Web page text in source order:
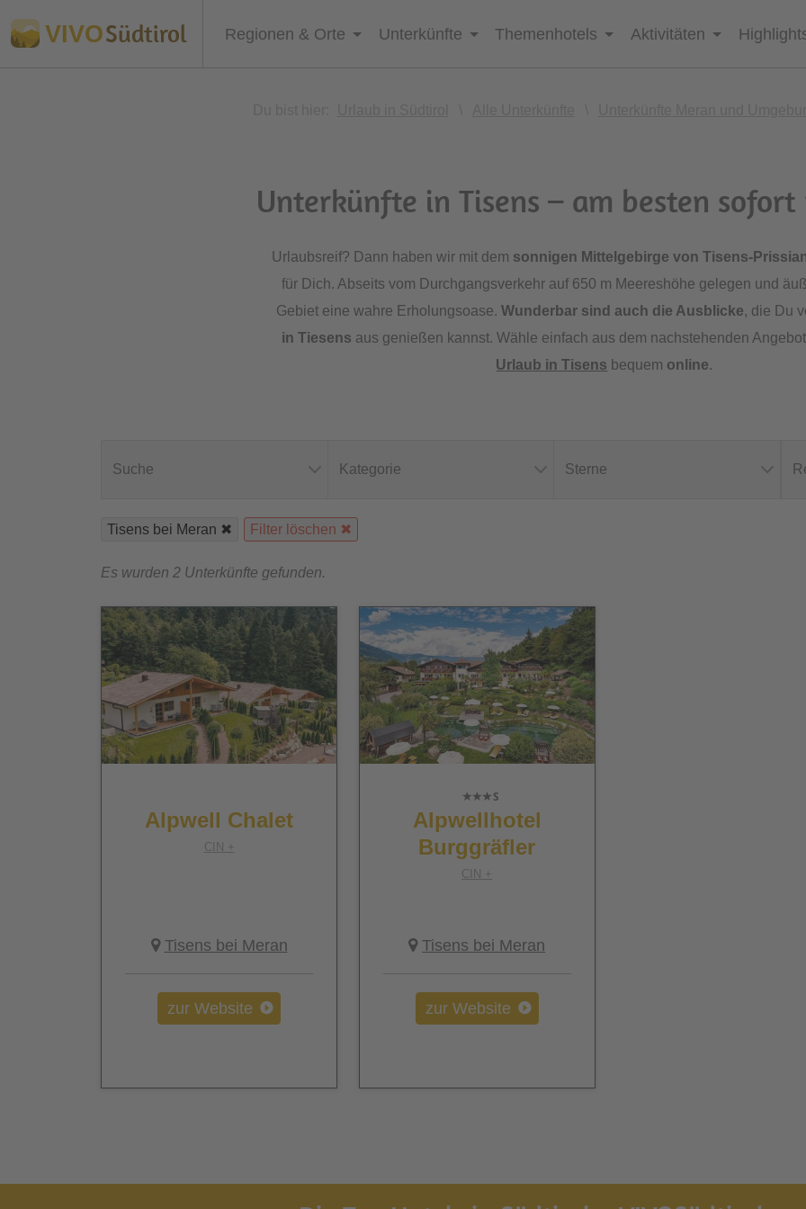
VIVOSüdtirol Regionen & Orte Unterkünfte Themenhotels Aktivitäten
Unterkünfte in Tisens – am besten sofort
Urlaubsreif? Dann haben wir mit dem sonnigen Mittelgebirge von Tisens-
für Dich. Abseits vom Durchgangsverkehr auf 650 m Meereshöhe gelegen und
Gebiet eine wahre Erholungsoase. Wunderbar sind auch die Ausblicke, die Du
in Tiesens aus genießen kannst. Wähle einfach aus dem nachstehenden
Urlaub in Tisens bequem online.
Suche Kategorie Sterne
Tisens bei Meran Filter löschen
Es wurden 2 Unterkünfte gefunden.
Alpwell Chalet
CIN +
Tisens bei Meran
zur Website
Alpwellhotel
Burggräfler
CIN +
Tisens bei Meran
zur Website